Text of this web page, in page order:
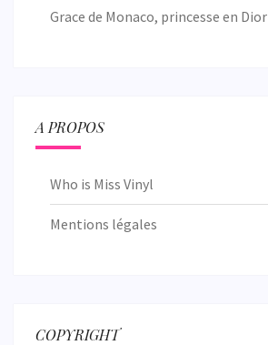
Grace de Monaco, princesse en Dior
A PROPOS
Who is Miss Vinyl
Mentions légales
COPYRIGHT